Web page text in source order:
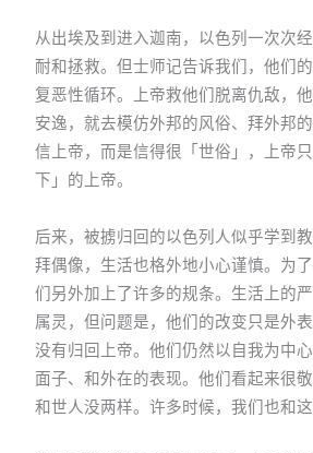
从出埃及到进入迦南，以色列一次次
耐和拯救。但士师记告诉我们，他们
复恶性循环。上帝救他们脱离仇敌，
安逸，就去模仿外邦的风俗、拜外邦
信上帝，而是信得很「世俗」，上帝
下」的上帝。
后来，被掳归回的以色列人似乎学到
拜偶像，生活也格外地小心谨慎。为
们另外加上了许多的规条。生活上的
属灵，但问题是，他们的改变只是外
没有归回上帝。他们仍然以自我为中
面子、和外在的表现。他们看起来很
和世人没两样。许多时候，我们也和